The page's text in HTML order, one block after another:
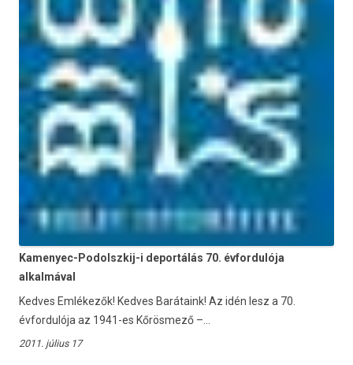
Kamenyec-Podolszkij-i deportálás 70. évfordulója
alkalmával
Kedves Emlékezők! Kedves Barátaink! Az idén lesz a 70.
évfordulója az 1941-es Kőrösmező –...
2011. július 17